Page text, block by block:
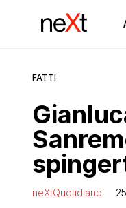
FATTI
neXtQuotidiano